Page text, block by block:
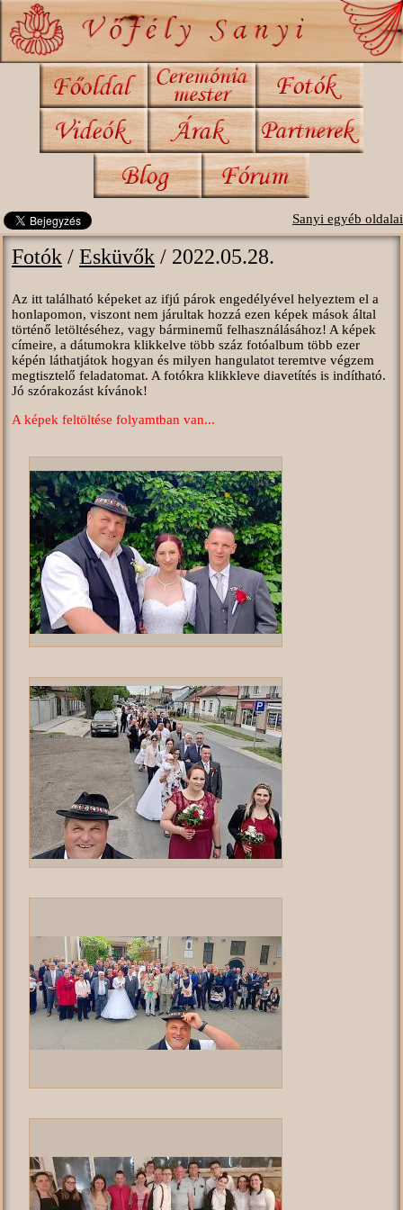
Sanyi egyéb oldalai
Fotók / Esküvők / 2022.05.28.
Az itt található képeket az ifjú párok engedélyével helyeztem el a
honlapomon, viszont nem járultak hozzá ezen képek mások által
történő letöltéséhez, vagy bárminemű felhasználásához! A képek
címeire, a dátumokra klikkelve több száz fotóalbum több ezer
képén láthatjátok hogyan és milyen hangulatot teremtve végzem
megtisztelő feladatomat. A fotókra klikkleve diavetítés is indítható.
Jó szórakozást kívánok!
A képek feltöltése folyamtban van...